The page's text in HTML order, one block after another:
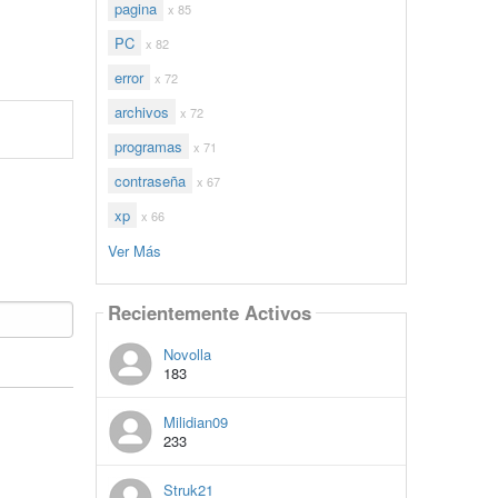
pagina x 85
PC x 82
error x 72
archivos x 72
programas x 71
contraseña x 67
xp x 66
Ver Más
Recientemente Activos
Novolla
183
Milidian09
233
Struk21